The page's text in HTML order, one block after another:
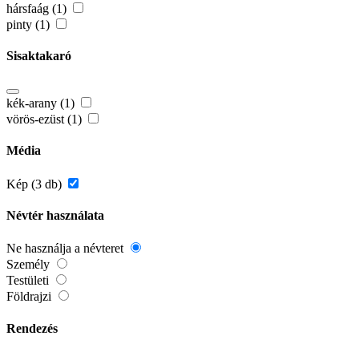
hársfaág (1)
pinty (1)
Sisaktakaró
kék-arany (1)
vörös-ezüst (1)
Média
Kép (3 db)
Névtér használata
Ne használja a névteret
Személy
Testületi
Földrajzi
Rendezés